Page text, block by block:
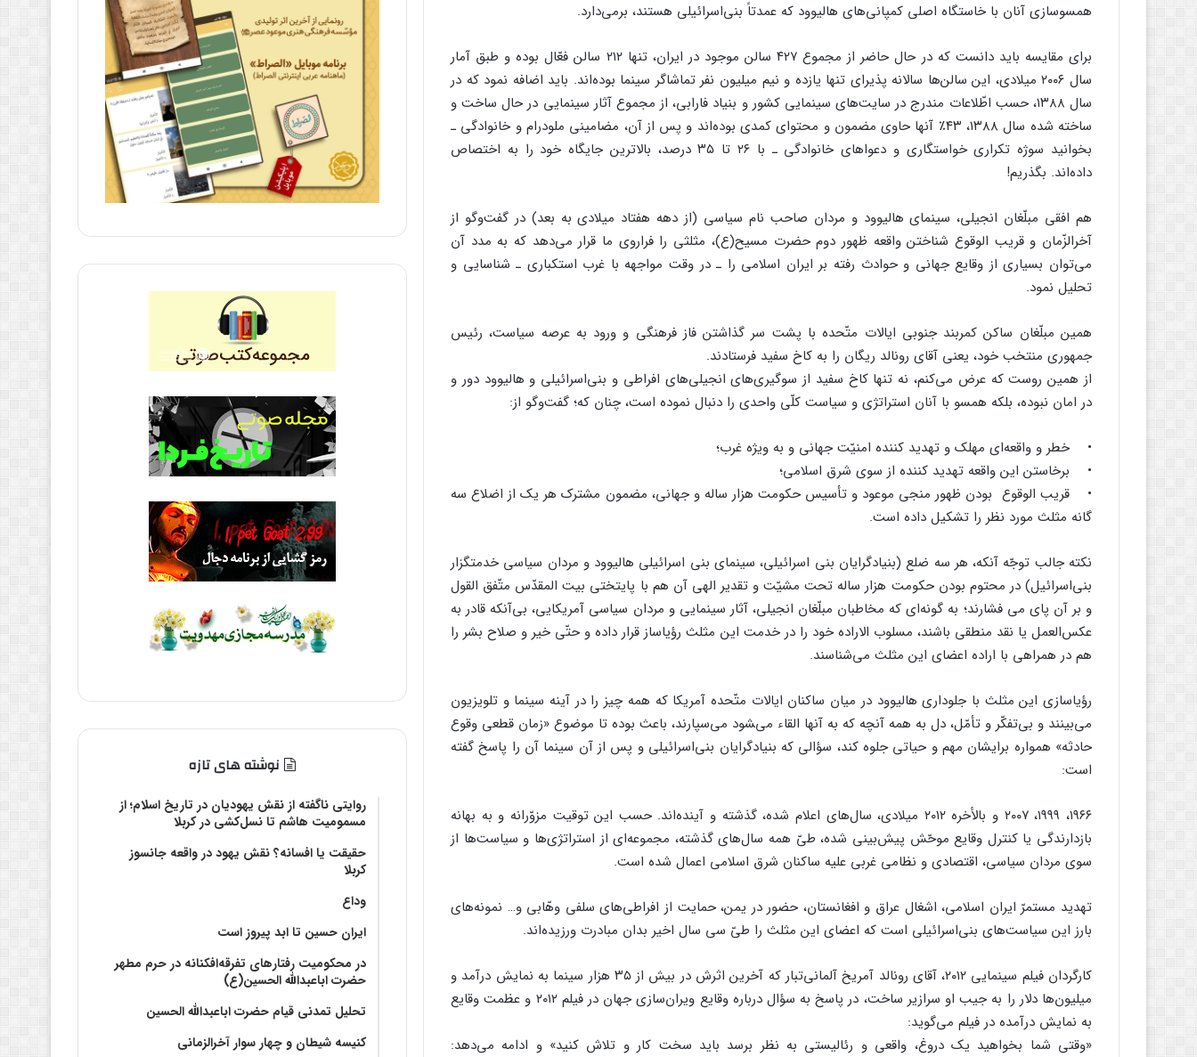
همسوسازی آنان با خاستگاه اصلی کمپانی‌های هالیوود که عمدتاً بنی‌اسرائیلی هستند، برمی‌دارد.
برای مقایسه باید دانست که در حال حاضر از مجموع ۴۲۷ سالن موجود در ایران، تنها ۲۱۲ سالن فعّال بوده و طبق آمار
سال ۲۰۰۶ میلادی، این سالن‌ها سالانه پذیرای تنها یازده و نیم میلیون نفر تماشاگر سینما بوده‌اند. باید اضافه نمود که در
سال ۱۳۸۸، حسب اطّلاعات مندرج در سایت‌های سینمایی کشور و بنیاد فارابی، از مجموع آثار سینمایی در حال ساخت و
ساخته شده سال ۱۳۸۸، ۴۳٪ آنها حاوی مضمون و محتوای کمدی بوده‌اند و پس از آن، مضامینی ملودرام و خانوادگی ـ
بخوانید سوژه تکراری خواستگاری و دعواهای خانوادگی ـ با ۲۶ تا ۳۵ درصد، بالاترین جایگاه خود را به اختصاص
داده‌اند. بگذریم!
هم افقی مبلّغان انجیلی، سینمای هالیوود و مردان صاحب نام سیاسی (از دهه هفتاد میلادی به بعد) در گفت‌وگو از
آخرالزّمان و قریب الوقوع شناختن واقعه ظهور دوم حضرت مسیح(ع)، مثلثی را فراروی ما قرار می‌دهد که به مدد آن
می‌توان بسیاری از وقایع جهانی و حوادث رفته بر ایران اسلامی را ـ در وقت مواجهه با غرب استکباری ـ شناسایی و
تحلیل نمود.
همین مبلّغان ساکن کمربند جنوبی ایالات متّحده با پشت سر گذاشتن فاز فرهنگی و ورود به عرصه سیاست، رئیس
جمهوری منتخب خود، یعنی آقای رونالد ریگان را به کاخ سفید فرستادند.
از همین روست که عرض می‌کنم، نه تنها کاخ سفید از سوگیری‌های انجیلی‌های افراطی و بنی‌اسرائیلی و هالیوود دور و
در امان نبوده، بلکه همسو با آنان استراتژی و سیاست کلّی واحدی را دنبال نموده است، چنان که؛ گفت‌وگو از:
• خطر و واقعه‌ای مهلک و تهدید کننده امنیّت جهانی و به ویژه غرب؛
• برخاستن این واقعه‌ تهدید کننده از سوی شرق اسلامی؛
• قریب الوقوع بودن ظهور منجی موعود و تأسیس حکومت هزار ساله و جهانی، مضمون مشترک هر یک از اضلاع سه
گانه مثلث مورد نظر را تشکیل داده است.
نکته جالب توجّه آنکه، هر سه ضلع (بنیادگرایان بنی اسرائیلی، سینمای بنی اسرائیلی هالیوود و مردان سیاسی خدمتگزار
بنی‌اسرائیل) در محتوم بودن حکومت هزار ساله تحت مشیّت و تقدیر الهی آن هم با پایتختی بیت المقدّس متّفق القول
و بر آن پای می فشارند؛ به گونه‌ای که مخاطبان مبلّغان انجیلی، آثار سینمایی و مردان سیاسی آمریکایی، بی‌آنکه قادر به
عکس‌العمل یا نقد منطقی باشند، مسلوب الاراده خود را در خدمت این مثلث رؤیاساز قرار داده و حتّی خیر و صلاح بشر را
هم در همراهی با اراده اعضای این مثلث می‌شناسند.
رؤیاسازی این مثلث با جلوداری هالیوود در میان ساکنان ایالات متّحده آمریکا که همه چیز را در آینه سینما و تلویزیون
می‌بینند و بی‌تفکّر و تأمّل، دل به همه آنچه که به آنها القاء می‌‍شود می‌سپارند، باعث بوده تا موضوع «زمان قطعی وقوع
حادثه» همواره برایشان مهم و حیاتی جلوه کند، سؤالی که بنیادگرایان بنی‌اسرائیلی و پس از آن سینما آن را پاسخ گفته
است:
۱۹۶۶، ۱۹۹۹، ۲۰۰۷ و بالأخره ۲۰۱۲ میلادی، سال‌های اعلام شده، گذشته و آینده‌اند. حسب این توقیت مزوّرانه و به بهانه
بازدارندگی یا کنترل وقایع موحّش پیش‌بینی شده، طیّ همه سال‌های گذشته، مجموعه‌ای از استراتژی‌ها و سیاست‌ها از
سوی مردان سیاسی، اقتصادی و نظامی غربی علیه ساکنان شرق اسلامی اعمال شده است.
تهدید مستمرّ ایران اسلامی، اشغال عراق و افغانستان، حضور در یمن، حمایت از افراطی‌های سلفی وهّابی و… نمونه‌های
بارز این سیاست‌های بنی‌اسرائیلی است که اعضای این مثلث را طیّ سی ‌سال اخیر بدان مبادرت ورزیده‌اند.
کارگردان فیلم سینمایی ۲۰۱۲، آقای رونالد آمریخ آلمانی‌تبار که آخرین اثرش در بیش از ۳۵ هزار سینما به نمایش درآمد و
میلیون‌ها دلار را به جیب او سرازیر ساخت، در پاسخ به سؤال درباره وقایع ویران‌سازی جهان در فیلم ۲۰۱۲ و عظمت وقایع
به نمایش درآمده در فیلم می‌گوید:
«وقتی شما بخواهید یک دروغ، واقعی و رئالیستی به نظر برسد باید سخت کار و تلاش کنید» و ادامه می‌دهد:
نوشته های تازه
روایتی ناگفته از نقش یهودیان در تاریخ اسلام؛ از
مسمومیت هاشم تا نسل‌کشی در کربلا
حقیقت یا افسانه؟‌ نقش یهود در واقعه جانسوز
کربلا
وداع
ایران حسین تا ابد پیروز است
در محکومیت رفتارهای تفرقه‌افکنانه در حرم مطهر
حضرت اباعبدالله الحسین(ع)
تحلیل تمدنی قیام حضرت اباعبدالله الحسین
کنیسه شیطان و چهار سوار آخرالزمانی